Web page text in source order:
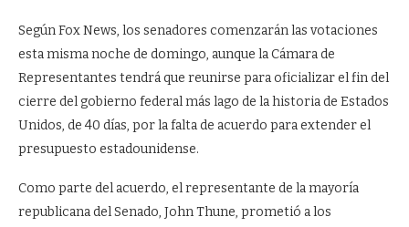
Según Fox News, los senadores comenzarán las votaciones
esta misma noche de domingo, aunque la Cámara de
Representantes tendrá que reunirse para oficializar el fin del
cierre del gobierno federal más lago de la historia de Estados
Unidos, de 40 días, por la falta de acuerdo para extender el
presupuesto estadounidense.
Como parte del acuerdo, el representante de la mayoría
republicana del Senado, John Thune, prometió a los